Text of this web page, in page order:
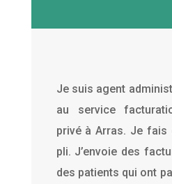
Je suis agent
au service
privé à Arras. Je fais
pli. J’envoie des
des patients qui ont